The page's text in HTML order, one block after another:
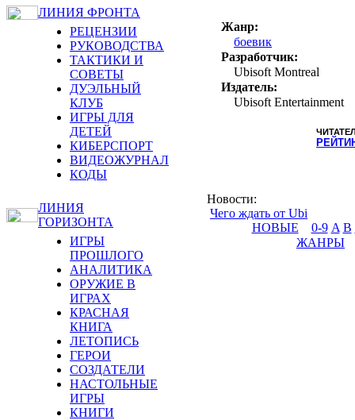
ЛИНИЯ ФРОНТА
РЕЦЕНЗИИ
РУКОВОДСТВА
ТАКТИКИ И
СОВЕТЫ
ДУЭЛЬНЫЙ
КЛУБ
ИГРЫ ДЛЯ
ДЕТЕЙ
КИБЕРСПОРТ
ВИДЕОЖУРНАЛ
КОДЫ
ЛИНИЯ
ГОРИЗОНТА
ИГРЫ
ПРОШЛОГО
АНАЛИТИКА
ОРУЖИЕ В
ИГРАХ
КРАСНАЯ
КНИГА
ЛЕТОПИСЬ
ГЕРОИ
СОЗДАТЕЛИ
НАСТОЛЬНЫЕ
ИГРЫ
КНИГИ
Жанр:
боевик
Разработчик:
Ubisoft Montreal
Издатель:
Ubisoft Entertainment
Новости:
Чего ждать от Ubi
НОВЫЕ
0-9 A B
ЖАНРЫ